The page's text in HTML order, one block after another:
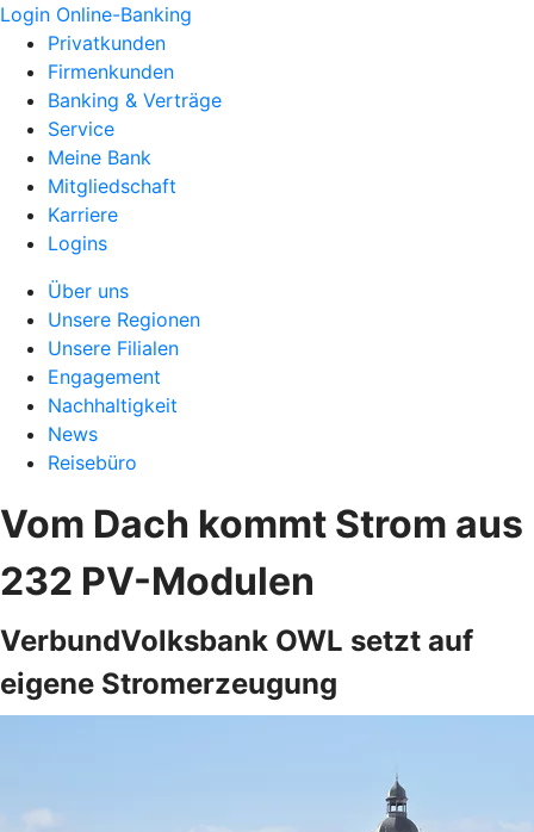
Login Online-Banking
Privatkunden
Firmenkunden
Banking & Verträge
Service
Meine Bank
Mitgliedschaft
Karriere
Logins
Über uns
Unsere Regionen
Unsere Filialen
Engagement
Nachhaltigkeit
News
Reisebüro
Vom Dach kommt Strom aus
232 PV-Modulen
VerbundVolksbank OWL setzt auf
eigene Stromerzeugung